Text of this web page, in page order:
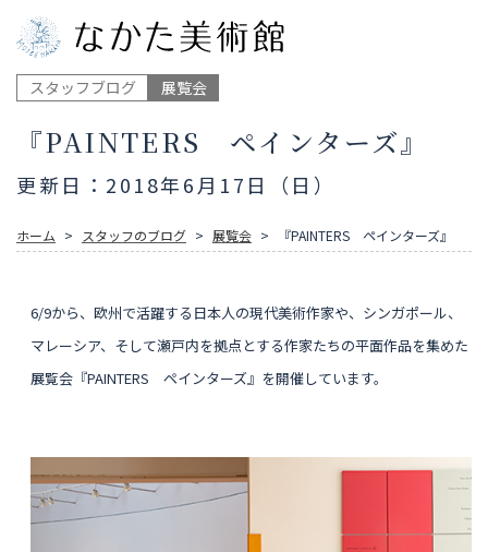
スタッフブログ 展覧会
『PAINTERS ペインターズ』
更新日：2018年6月17日（日）
ホーム スタッフのブログ 展覧会 『PAINTERS ペインターズ』
6/9から、欧州で活躍する日本人の現代美術作家や、シンガポール、
マレーシア、そして瀬戸内を拠点とする作家たちの平面作品を集めた
展覧会『PAINTERS ペインターズ』を開催しています。